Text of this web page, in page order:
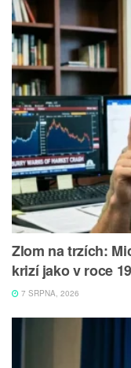
Zlom na trzích:
krizí jako v roce
7 SRPNA, 2026